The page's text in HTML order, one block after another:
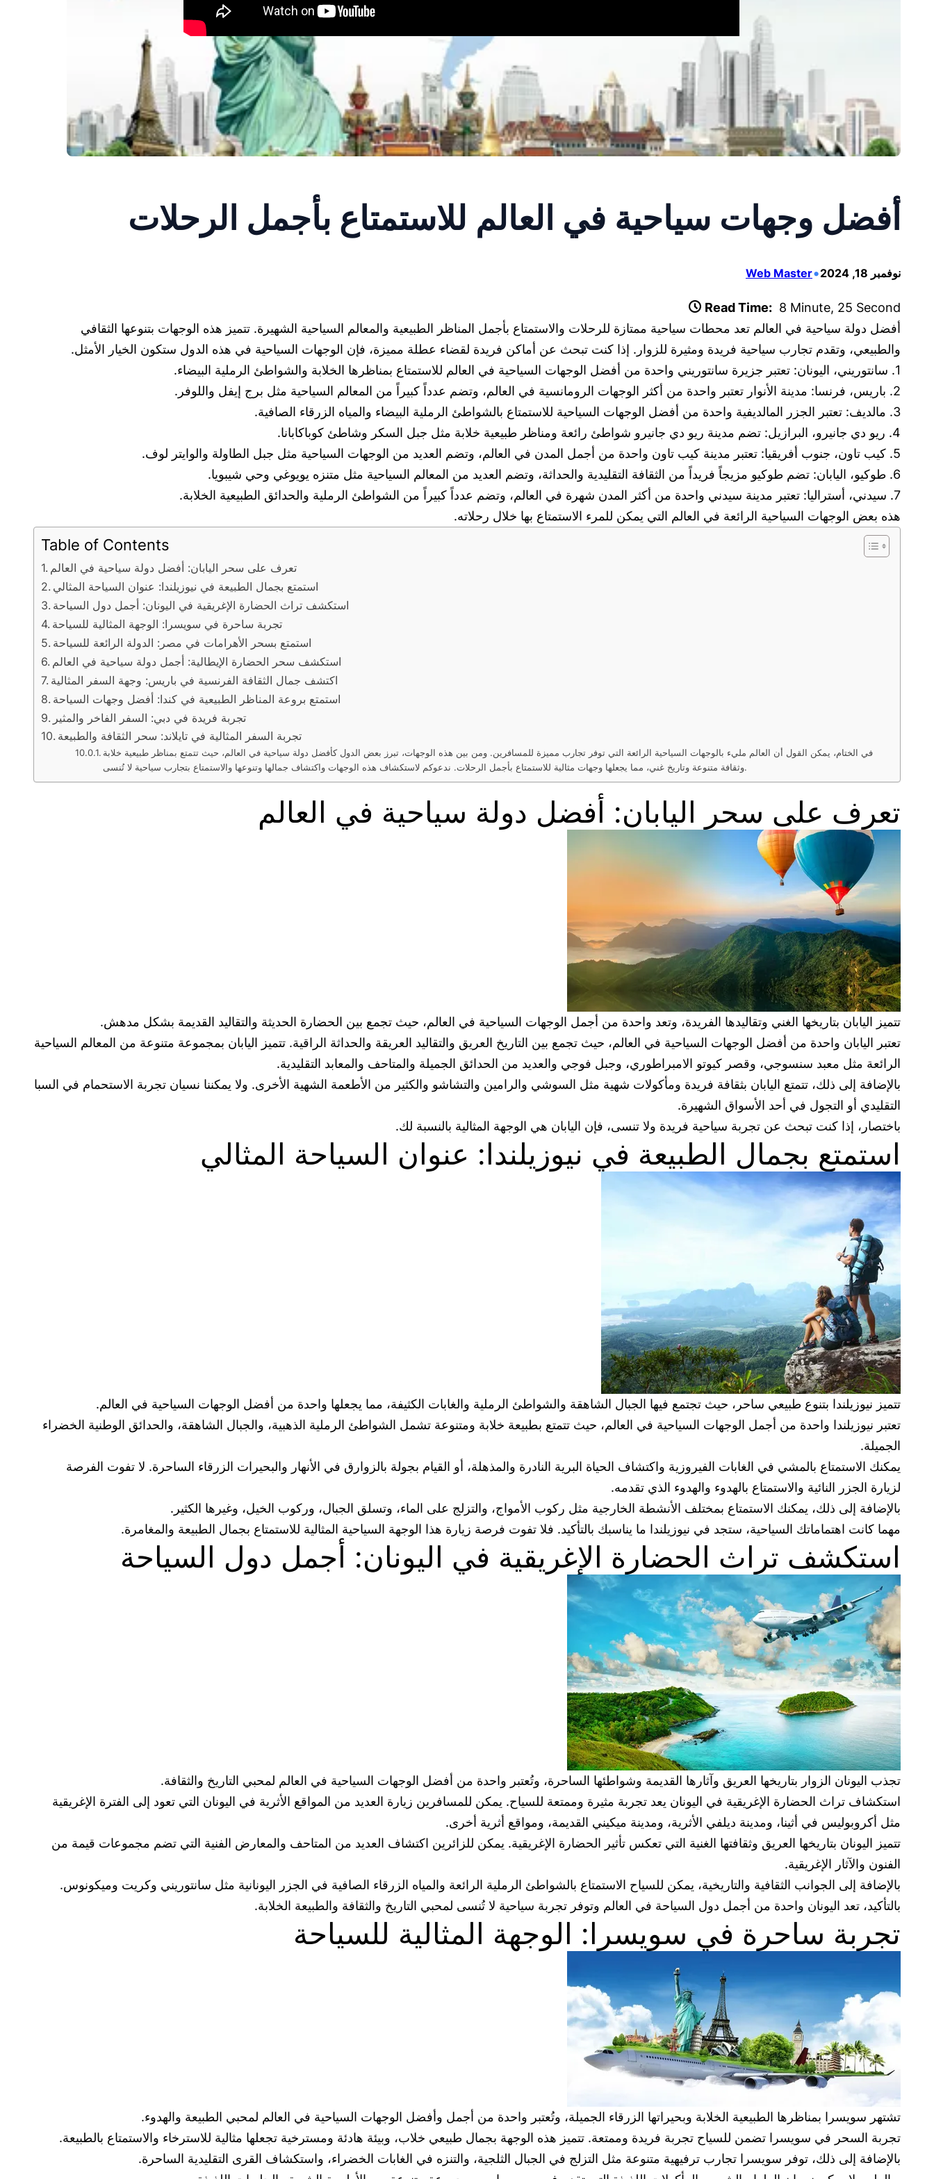
أفضل وجهات سياحية في العالم للاستمتاع بأجمل الرحلات
نوفمبر 18, 2024 •
Web Master
Read Time: 8 Minute, 25 Second
أفضل دولة سياحية في العالم تعد محطات سياحية ممتازة للرحلات والاستمتاع بأجمل المناظر الطبيعية والمعالم السياحية الشهيرة. تتميز هذه الوجهات بتنوعها الثقافي
والطبيعي، وتقدم تجارب سياحية فريدة ومثيرة للزوار. إذا كنت تبحث عن أماكن فريدة لقضاء عطلة مميزة، فإن الوجهات السياحية في هذه الدول ستكون الخيار الأمثل.
1. سانتوريني، اليونان: تعتبر جزيرة سانتوريني واحدة من أفضل الوجهات السياحية في العالم للاستمتاع بمناظرها الخلابة والشواطئ الرملية البيضاء.
2. باريس، فرنسا: مدينة الأنوار تعتبر واحدة من أكثر الوجهات الرومانسية في العالم، وتضم عدداً كبيراً من المعالم السياحية مثل برج إيفل واللوفر.
3. مالديف: تعتبر الجزر المالديفية واحدة من أفضل الوجهات السياحية للاستمتاع بالشواطئ الرملية البيضاء والمياه الزرقاء الصافية.
4. ريو دي جانيرو، البرازيل: تضم مدينة ريو دي جانيرو شواطئ رائعة ومناظر طبيعية خلابة مثل جبل السكر وشاطئ كوباكابانا.
5. كيب تاون، جنوب أفريقيا: تعتبر مدينة كيب تاون واحدة من أجمل المدن في العالم، وتضم العديد من الوجهات السياحية مثل جبل الطاولة والوايتر لوف.
6. طوكيو، اليابان: تضم طوكيو مزيجاً فريداً من الثقافة التقليدية والحداثة، وتضم العديد من المعالم السياحية مثل متنزه يويوغي وحي شيبويا.
7. سيدني، أستراليا: تعتبر مدينة سيدني واحدة من أكثر المدن شهرة في العالم، وتضم عدداً كبيراً من الشواطئ الرملية والحدائق الطبيعية الخلابة.
هذه بعض الوجهات السياحية الرائعة في العالم التي يمكن للمرء الاستمتاع بها خلال رحلاته.
Table of Contents
تعرف على سحر اليابان: أفضل دولة سياحية في العالم
استمتع بجمال الطبيعة في نيوزيلندا: عنوان السياحة المثالي
استكشف تراث الحضارة الإغريقية في اليونان: أجمل دول السياحة
تجربة ساحرة في سويسرا: الوجهة المثالية للسياحة
استمتع بسحر الأهرامات في مصر: الدولة الرائعة للسياحة
استكشف سحر الحضارة الإيطالية: أجمل دولة سياحية في العالم
اكتشف جمال الثقافة الفرنسية في باريس: وجهة السفر المثالية
استمتع بروعة المناظر الطبيعية في كندا: أفضل وجهات السياحة
تجربة فريدة في دبي: السفر الفاخر والمثير
تجربة السفر المثالية في تايلاند: سحر الثقافة والطبيعة
في الختام، يمكن القول أن العالم مليء بالوجهات السياحية الرائعة التي توفر تجارب مميزة للمسافرين. ومن بين هذه الوجهات، تبرز بعض الدول كأفضل دولة سياحية في العالم، حيث تتمتع بمناظر طبيعية خلابة
وثقافة متنوعة وتاريخ غني، مما يجعلها وجهات مثالية للاستمتاع بأجمل الرحلات. ندعوكم لاستكشاف هذه الوجهات واكتشاف جمالها وتنوعها والاستمتاع بتجارب سياحية لا تُنسى.
تعرف على سحر اليابان: أفضل دولة سياحية في العالم
تتميز اليابان بتاريخها الغني وتقاليدها الفريدة، وتعد واحدة من أجمل الوجهات السياحية في العالم، حيث تجمع بين الحضارة الحديثة والتقاليد القديمة بشكل مدهش.
تعتبر اليابان واحدة من أفضل الوجهات السياحية في العالم، حيث تجمع بين التاريخ العريق والتقاليد العريقة والحداثة الراقية. تتميز اليابان بمجموعة متنوعة من المعالم السياحية
الرائعة مثل معبد سنسوجي، وقصر كيوتو الامبراطوري، وجبل فوجي والعديد من الحدائق الجميلة والمتاحف والمعابد التقليدية.
بالإضافة إلى ذلك، تتمتع اليابان بثقافة فريدة ومأكولات شهية مثل السوشي والرامين والتشاشو والكثير من الأطعمة الشهية الأخرى. ولا يمكننا نسيان تجربة الاستحمام في السبا
التقليدي أو التجول في أحد الأسواق الشهيرة.
باختصار، إذا كنت تبحث عن تجربة سياحية فريدة ولا تنسى، فإن اليابان هي الوجهة المثالية بالنسبة لك.
استمتع بجمال الطبيعة في نيوزيلندا: عنوان السياحة المثالي
تتميز نيوزيلندا بتنوع طبيعي ساحر، حيث تجتمع فيها الجبال الشاهقة والشواطئ الرملية والغابات الكثيفة، مما يجعلها واحدة من أفضل الوجهات السياحية في العالم.
تعتبر نيوزيلندا واحدة من أجمل الوجهات السياحية في العالم، حيث تتمتع بطبيعة خلابة ومتنوعة تشمل الشواطئ الرملية الذهبية، والجبال الشاهقة، والحدائق الوطنية الخضراء
الجميلة.
يمكنك الاستمتاع بالمشي في الغابات الفيروزية واكتشاف الحياة البرية النادرة والمذهلة، أو القيام بجولة بالزوارق في الأنهار والبحيرات الزرقاء الساحرة. لا تفوت الفرصة
لزيارة الجزر النائية والاستمتاع بالهدوء والهدوء الذي تقدمه.
بالإضافة إلى ذلك، يمكنك الاستمتاع بمختلف الأنشطة الخارجية مثل ركوب الأمواج، والتزلج على الماء، وتسلق الجبال، وركوب الخيل، وغيرها الكثير.
مهما كانت اهتماماتك السياحية، ستجد في نيوزيلندا ما يناسبك بالتأكيد. فلا تفوت فرصة زيارة هذا الوجهة السياحية المثالية للاستمتاع بجمال الطبيعة والمغامرة.
استكشف تراث الحضارة الإغريقية في اليونان: أجمل دول السياحة
تجذب اليونان الزوار بتاريخها العريق وآثارها القديمة وشواطئها الساحرة، وتُعتبر واحدة من أفضل الوجهات السياحية في العالم لمحبي التاريخ والثقافة.
استكشاف تراث الحضارة الإغريقية في اليونان يعد تجربة مثيرة وممتعة للسياح. يمكن للمسافرين زيارة العديد من المواقع الأثرية في اليونان التي تعود إلى الفترة الإغريقية
مثل أكروبوليس في أثينا، ومدينة ديلفي الأثرية، ومدينة ميكيني القديمة، ومواقع أثرية أخرى.
تتميز اليونان بتاريخها العريق وثقافتها الغنية التي تعكس تأثير الحضارة الإغريقية. يمكن للزائرين اكتشاف العديد من المتاحف والمعارض الفنية التي تضم مجموعات قيمة من
الفنون والآثار الإغريقية.
بالإضافة إلى الجوانب الثقافية والتاريخية، يمكن للسياح الاستمتاع بالشواطئ الرملية الرائعة والمياه الزرقاء الصافية في الجزر اليونانية مثل سانتوريني وكريت وميكونوس.
بالتأكيد، تعد اليونان واحدة من أجمل دول السياحة في العالم وتوفر تجربة سياحية لا تُنسى لمحبي التاريخ والثقافة والطبيعة الخلابة.
تجربة ساحرة في سويسرا: الوجهة المثالية للسياحة
تشتهر سويسرا بمناظرها الطبيعية الخلابة وبحيراتها الزرقاء الجميلة، وتُعتبر واحدة من أجمل وأفضل الوجهات السياحية في العالم لمحبي الطبيعة والهدوء.
تجربة السحر في سويسرا تضمن للسياح تجربة فريدة وممتعة. تتميز هذه الوجهة بجمال طبيعي خلاب، وبيئة هادئة ومسترخية تجعلها مثالية للاسترخاء والاستمتاع بالطبيعة.
بالإضافة إلى ذلك، توفر سويسرا تجارب ترفيهية متنوعة مثل التزلج في الجبال الثلجية، والتنزه في الغابات الخضراء، واستكشاف القرى التقليدية الساحرة.